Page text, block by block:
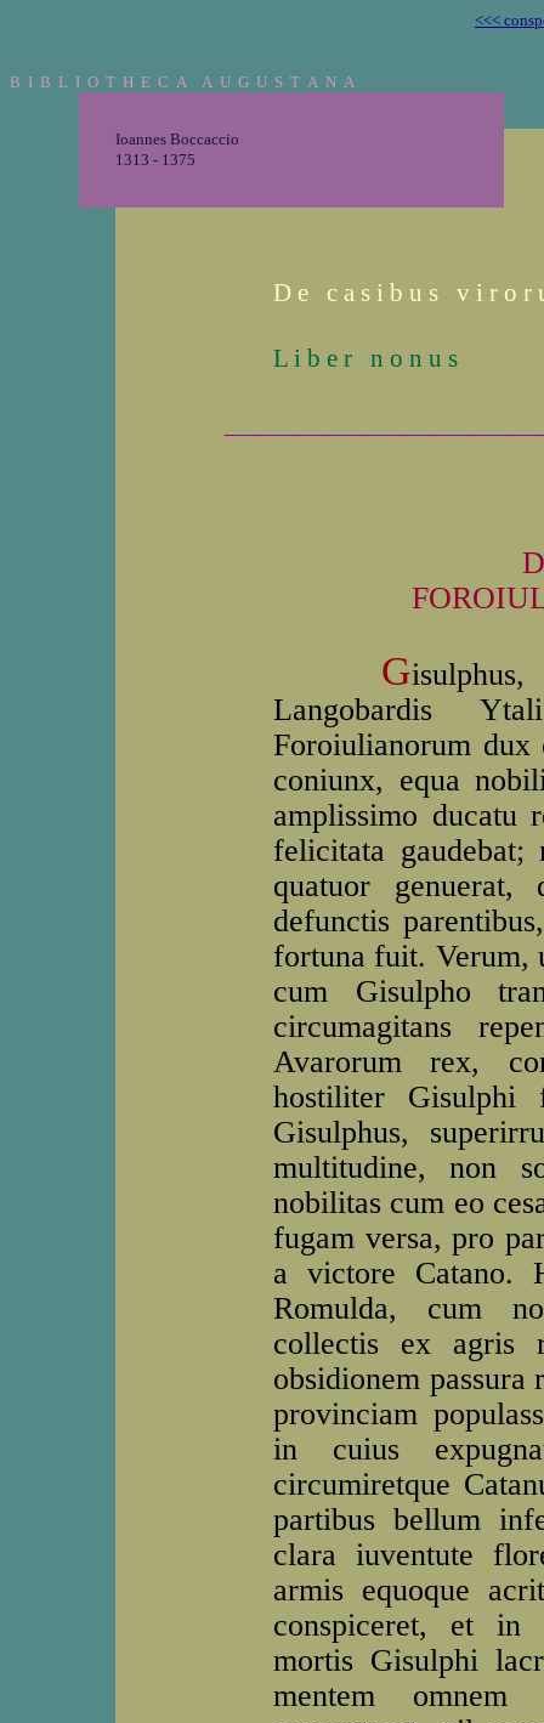
<<<
B I B L I O T H E C A A U G U S T A N A
Ioannes Boccaccio
1313 - 1375
D e c a s i b u s v i r o r
L i b e r n o n u s
G
Langobardis
Foroiulianorum
coniunx, equa
amplissimo ducatu
felicitata
quatuor
defunctis
fortuna fuit. Verum,
cum Gisulpho
circumagitans
Avarorum rex,
hostiliter Gisulphi
Gisulphus,
multitudine, non
nobilitas cum eo
fugam versa, pro
a victore Catano.
Romulda, cum
collectis ex agris
obsidionem passura
provinciam
in cuius
circumiretque
partibus bellum
clara iuventute
armis equoque
conspiceret, et in
mortis Gisulphi
mentem omnem